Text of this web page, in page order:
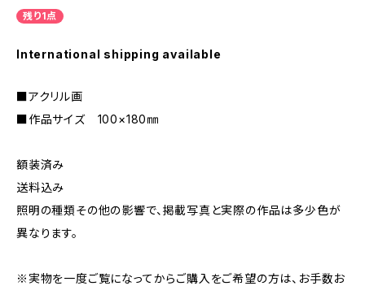
残り1点
International shipping available
■アクリル画
■作品サイズ 100×180㎜
額装済み
送料込み
照明の種類その他の影響で、掲載写真と実際の作品は多少色が
異なります。
※実物を一度ご覧になってからご購入をご希望の方は、お手数お